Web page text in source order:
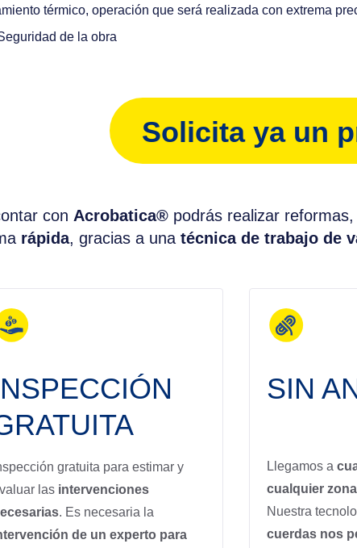
térmico, operación que será realizada con extrema
de la obra
Solicita ya un
con Acrobatica® podrás realizar
rápida, gracias a una técnica de trabajo de
gratuita para estimar y
las intervenciones
. Es necesaria la
de un experto para
SIN
Llegamos a
cualquier
Nuestra
cuerdas nos